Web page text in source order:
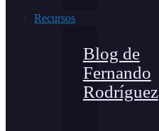
Recursos
Blog de
Fernando
Rodríguez